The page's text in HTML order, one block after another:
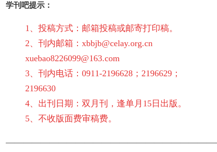
学刊吧提示：
1、投稿方式：邮箱投稿或邮寄打印稿。
2、刊内邮箱：xbbjb@celay.org.cn
xuebao8226099@163.com
3、刊内电话：0911-2196628；2196629；
2196630
4、出刊日期：双月刊，逢单月15日出版。
5、不收版面费审稿费。